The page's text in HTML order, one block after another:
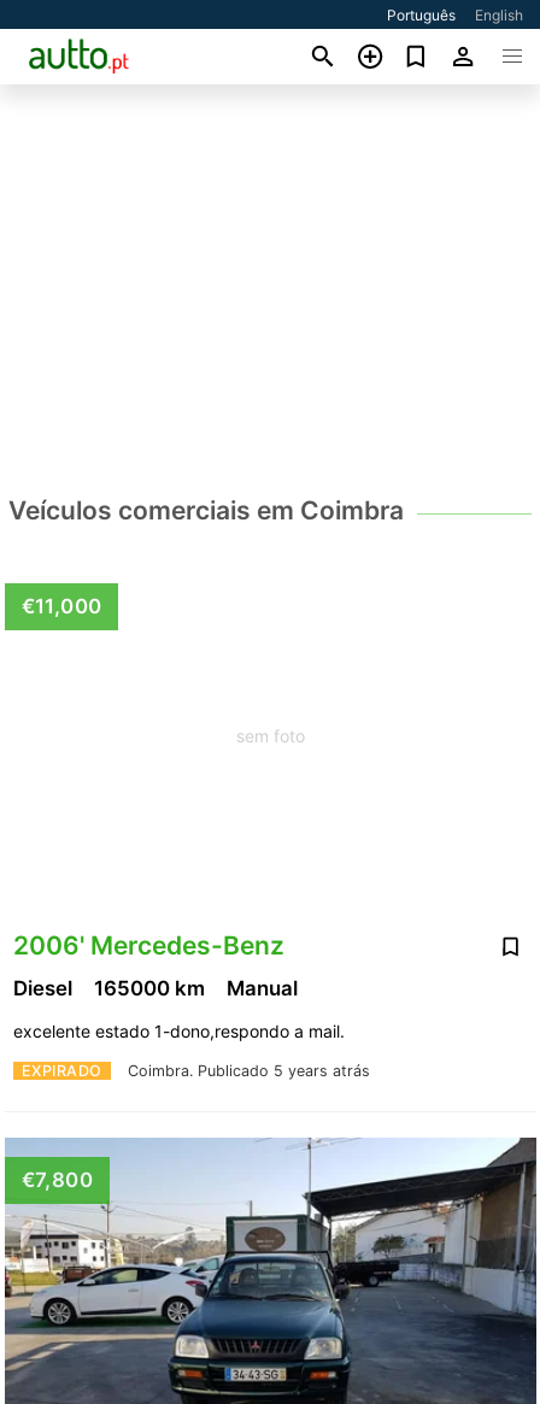
Português English
Veículos comerciais em Coimbra
sem foto
€11,000
2006' Mercedes-Benz
EXPIRADO Coimbra. Publicado 5 years atrás
Diesel 165000 km Manual
excelente estado 1-dono,respondo a mail.
€7,800